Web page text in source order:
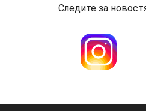
Следите за